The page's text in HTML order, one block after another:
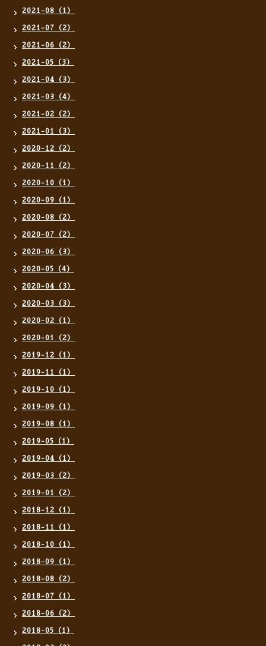
2021-08（1）
2021-07（2）
2021-06（2）
2021-05（3）
2021-04（3）
2021-03（4）
2021-02（2）
2021-01（3）
2020-12（2）
2020-11（2）
2020-10（1）
2020-09（1）
2020-08（2）
2020-07（2）
2020-06（3）
2020-05（4）
2020-04（3）
2020-03（3）
2020-02（1）
2020-01（2）
2019-12（1）
2019-11（1）
2019-10（1）
2019-09（1）
2019-08（1）
2019-05（1）
2019-04（1）
2019-03（2）
2019-01（2）
2018-12（1）
2018-11（1）
2018-10（1）
2018-09（1）
2018-08（2）
2018-07（1）
2018-06（2）
2018-05（1）